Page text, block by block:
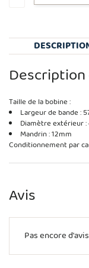
Taille de la bobine :
Largeur de bande :
Diamètre extérieur
Mandrin : 12mm
Conditionnement par
Avis
Pas encore d'avis